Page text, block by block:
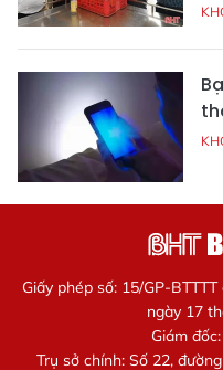
Giấy phép số: 15/GP-
ngày 17
Giám
Trụ sở chính: Số 22,